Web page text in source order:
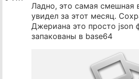
Ладно, это самая смешная
увидел за этот месяц.
Джериана это просто json
запакованы в base64